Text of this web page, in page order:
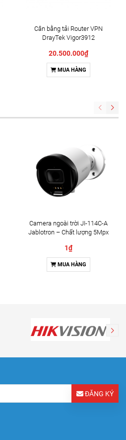
Cân bằng tải Router VPN
DrayTek Vigor3912
20.500.000₫
MUA HÀNG
Camera ngoài trời JI-114C-A
Jablotron – Chất lượng 5Mpx
1₫
MUA HÀNG
ĐĂNG KÝ